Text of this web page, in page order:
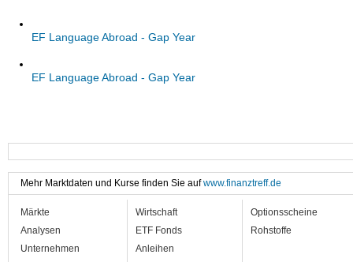
EF Language Abroad - Gap Year
EF Language Abroad - Gap Year
Mehr Marktdaten und Kurse finden Sie aufwww.finanztreff.de
Märkte
Analysen
Unternehmen
Wirtschaft
ETF Fonds
Anleihen
Optionsscheine
Rohstoffe